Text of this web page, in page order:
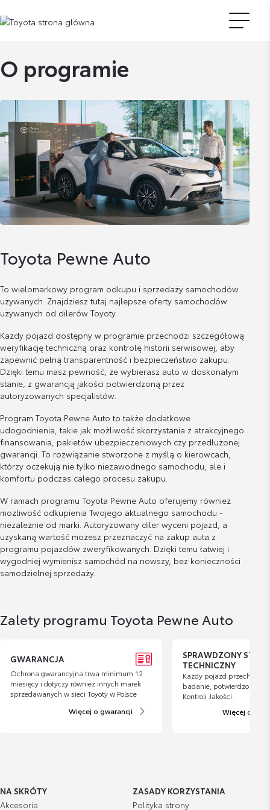
O programie
Toyota Pewne Auto
To wielomarkowy program odkupu i sprzedaży samochodów
używanych. Znajdziesz tutaj najlepsze oferty samochodów
używanych od dilerów Toyoty.
Każdy pojazd dostępny w programie przechodzi szczegółową
weryfikację techniczną oraz kontrolę historii serwisowej, aby
zapewnić pełną transparentność i bezpieczeństwo zakupu.
Dzięki temu masz pewność, że wybierasz auto w doskonałym
stanie, z gwarancją jakości potwierdzoną przez
autoryzowanych specjalistów.
Program Toyota Pewne Auto to także dodatkowe
udogodnienia, takie jak możliwość skorzystania z atrakcyjnego
finansowania, pakietów ubezpieczeniowych czy przedłużonej
gwarancji. To rozwiązanie stworzone z myślą o kierowcach,
którzy oczekują nie tylko niezawodnego samochodu, ale i
komfortu podczas całego procesu zakupu.
W ramach programu Toyota Pewne Auto oferujemy również
możliwość odkupienia Twojego aktualnego samochodu -
niezależnie od marki. Autoryzowany diler wyceni pojazd, a
uzyskaną wartość możesz przeznaczyć na zakup auta z
programu pojazdów zweryfikowanych. Dzięki temu łatwiej i
wygodniej wymienisz samochód na nowszy, bez konieczności
samodzielnej sprzedaży.
Zalety programu Toyota Pewne Auto
GWARANCJA
Ochrona gwarancyjna trwa minimum 12
miesięcy i dotyczy również innych marek
sprzedawanych w sieci Toyoty w Polsce
Więcej o gwarancji
SPRAWDZONY STAN
TECHNICZNY
Każdy pojazd przechodzi
badanie, potwierdzone
Kontroli Jakości.
Więcej o
NA SKRÓTY
Akcesoria
ZASADY KORZYSTANIA
Polityka strony